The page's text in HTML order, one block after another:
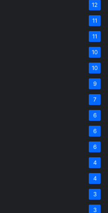
12
11
11
10
10
9
7
6
6
6
4
4
3
3